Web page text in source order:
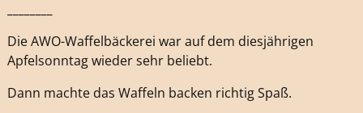
Die AWO-Waffelbäckerei war auf dem diesjährigen
Apfelsonntag wieder sehr beliebt.
Dann machte das Waffeln backen richtig Spaß.